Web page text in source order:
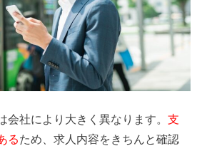
会社により大きく異なります。支
るため、求人内容をきちんと確認